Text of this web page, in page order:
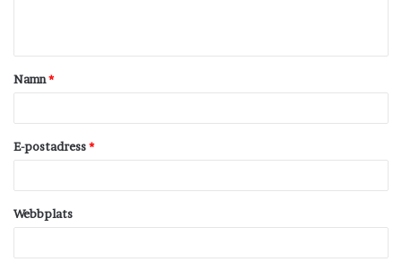
t
a
Namn*
E-postadress*
Webbplats